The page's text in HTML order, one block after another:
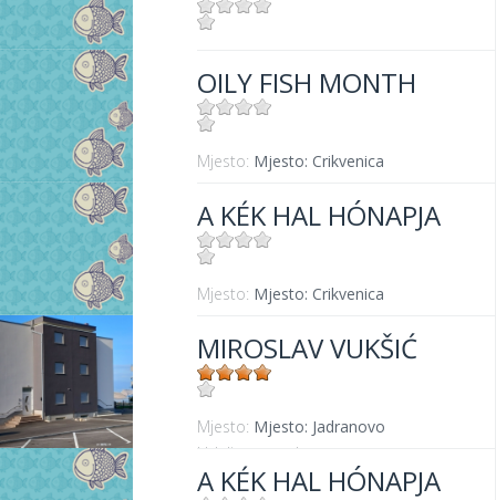
OILY FISH MONTH
Mjesto: Mjesto: Crikvenica
A KÉK HAL HÓNAPJA
Mjesto: Mjesto: Crikvenica
MIROSLAV VUKŠIĆ
Mjesto: Mjesto: Jadranovo
Udaljenost od mora:
A KÉK HAL HÓNAPJA